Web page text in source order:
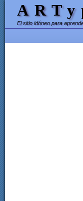
El sitio idóneo para